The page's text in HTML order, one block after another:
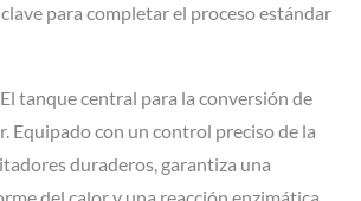
para completar el proceso estándar
tanque central para la conversión de
Equipado con un control preciso de la
duraderos, garantiza una